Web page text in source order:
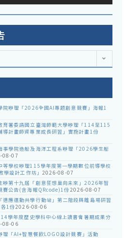
院辦理「2026全國AI專題創意競賽」海報1
育署委請國立臺灣師範大學辦理「114至115
導計畫師資專業成長研習」實施計畫1份
事學院造船及海洋工程系辦理「2026學生船
08-07
等學校辦理115學年度第一學期數位前導學校
學設計工作坊」 2026-08-07
辦第十九屆「創意狂想巢向未來」2026年智
賽公告(含海報QRcode)1份2026-08-07
適應運動共學行動站」第二階段與離島場研習
1份2026-08-06
學年度歷史學科中心線上讀書會暑期成果分
08-06
理「AI+智慧餐飲LOGO設計競賽」活動